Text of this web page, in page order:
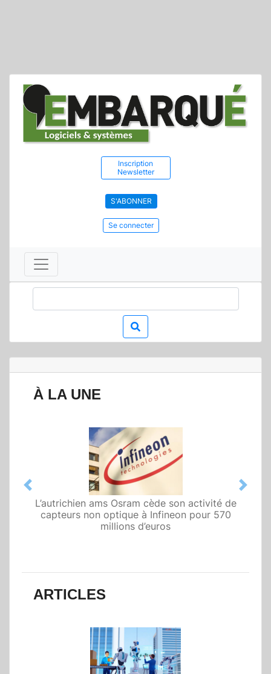
Inscription
Newsletter
S'ABONNER
Se connecter
À LA UNE
L’autrichien ams Osram cède son activité de
capteurs non optique à Infineon pour 570
millions d’euros
Qualcomm met en avant une architecture
fondée sur l’IA physique au service de robots
domestiques et humanoïdes
Previous Next
ARTICLES